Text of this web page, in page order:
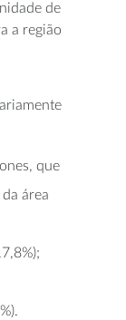
de
a região
que
área